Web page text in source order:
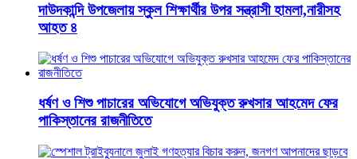
দাউদকান্দি উপজেলায় স্কুল শিক্ষার্থীর উপর সন্ত্রাসী হামলা,নারীসহ
আহত ৪
ধর্ষণ ও শিশু পাচারের অভিযোগে অভিযুক্ত রুখসার আহমেদ ফের
পাকিস্তানের রাজনীতিতে